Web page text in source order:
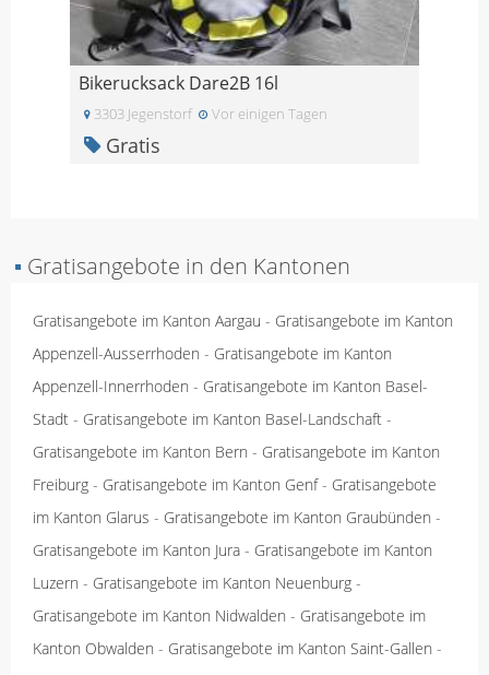
Bikerucksack Dare2B 16l
3303 Jegenstorf Vor einigen Tagen
Gratis
▪ Gratisangebote in den Kantonen
Gratisangebote im Kanton Aargau - Gratisangebote im Kanton
Appenzell-Ausserrhoden - Gratisangebote im Kanton
Appenzell-Innerrhoden - Gratisangebote im Kanton Basel-
Stadt - Gratisangebote im Kanton Basel-Landschaft -
Gratisangebote im Kanton Bern - Gratisangebote im Kanton
Freiburg - Gratisangebote im Kanton Genf- Gratisangebote
im Kanton Glarus - Gratisangebote im Kanton Graubünden -
Gratisangebote im Kanton Jura - Gratisangebote im Kanton
Luzern - Gratisangebote im Kanton Neuenburg -
Gratisangebote im Kanton Nidwalden - Gratisangebote im
Kanton Obwalden - Gratisangebote im Kanton Saint-Gallen -